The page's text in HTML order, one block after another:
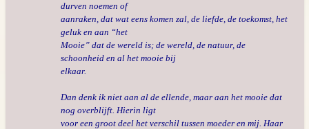
durven noemen of
aanraken, dat wat eens komen zal, de liefde, de toekomst, het
geluk en aan “het
Mooie” dat de wereld is; de wereld, de natuur, de
schoonheid en al het mooie bij
elkaar.
Dan denk ik niet aan al de ellende, maar aan het mooie dat
nog overblijft. Hierin ligt
voor een groot deel het verschil tussen moeder en mij. Haar